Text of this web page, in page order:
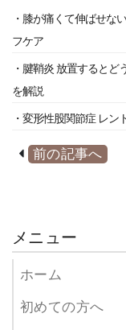
・膝が痛くて伸ばせな
フケア
・腱鞘炎 放置すると
を解説
・変形性股関節症 レン
前の記事へ
メニュー
ホーム
初めての方へ